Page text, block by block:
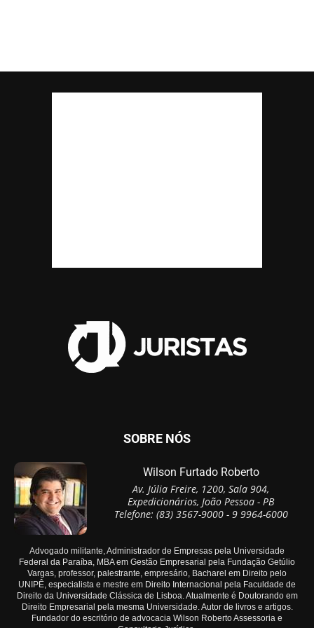
SOBRE NÓS
Wilson Furtado Roberto
Av. Júlia Freire, 1200, Sala 904,
Expedicionários, João Pessoa - PB
Telefone: (83) 3567-9000 - 9 9964-6000
Advogado militante, Administrador de Empresas pela Universidade
Federal da Paraíba, MBA em Gestão Empresarial pela Fundação Getúlio
Vargas, professor, palestrante, empresário, Bacharel em Direito pelo
UNIPÊ, especialista e mestre em Direito Internacional pela Faculdade de
Direito da Universidade Clássica de Lisboa. Atualmente é Doutorando em
Direito Empresarial pela mesma Universidade. Autor de livros e artigos.
Fundador do escritório de advocacia Wilson Roberto Assessoria e